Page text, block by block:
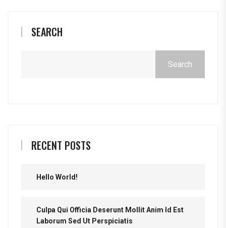
SEARCH
Search
RECENT POSTS
Hello World!
Culpa Qui Officia Deserunt Mollit Anim Id Est
Laborum Sed Ut Perspiciatis